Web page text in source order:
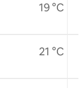
19 °C
21 °C